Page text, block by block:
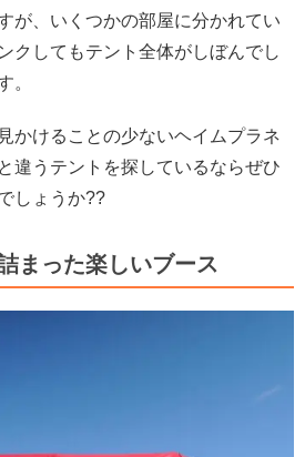
が、いくつかの部屋に分かれてい
クしてもテント全体がしぼんでし
。
かけることの少ないヘイムプラネ
違うテントを探しているならぜひ
しょうか??
まった楽しいブース